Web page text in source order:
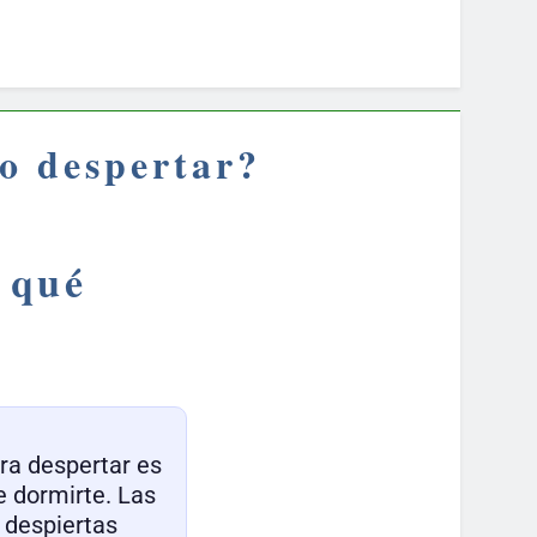
despertar?
despertar es
dormirte. Las